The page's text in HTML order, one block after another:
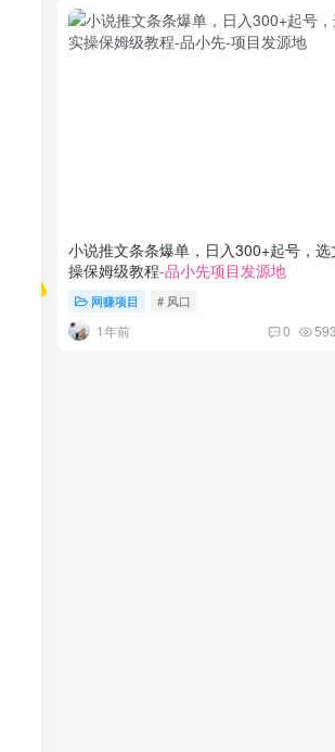
小说推文条条爆单，日入300+起号，选
操保姆级教程-品小先项目发源地
网赚项目 # 风口
1年前 0 593